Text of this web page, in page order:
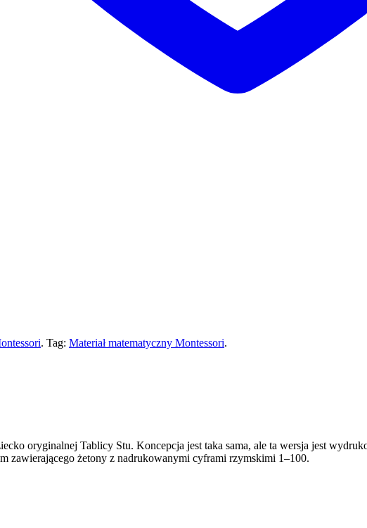
. Tag: Materiał matematyczny Montessori.
oryginalnej Tablicy Stu. Koncepcja jest taka sama, ale ta wersja jest
zawierającego żetony z nadrukowanymi cyframi rzymskimi 1–100.